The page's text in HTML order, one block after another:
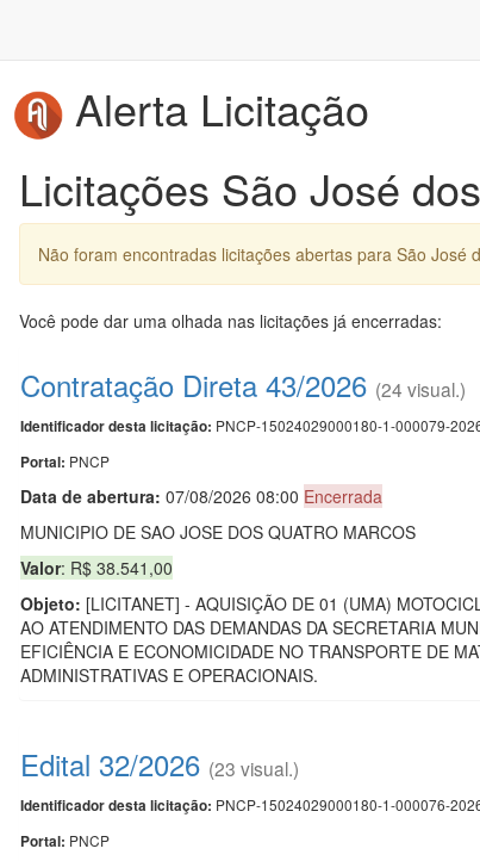
Alerta Licitação
Licitações São José
Não foram encontradas licitações abertas para São José
Você pode dar uma olhada nas licitações já encerradas:
Contratação Direta 43/2026 (24 visual.)
Identificador desta licitação: PNCP-15024029000180-1-000079-
Portal: PNCP
Data de abertura: 07/08/2026 08:00 Encerrada
MUNICIPIO DE SAO JOSE DOS QUATRO MARCOS
Valor: R$ 38.541,00
Objeto: [LICITANET] - AQUISIÇÃO DE 01 (UMA)
AO ATENDIMENTO DAS DEMANDAS DA SECRETARIA
EFICIÊNCIA E ECONOMICIDADE NO TRANSPORTE DE
ADMINISTRATIVAS E OPERACIONAIS.
Edital 32/2026 (23 visual.)
Identificador desta licitação: PNCP-15024029000180-1-000076-
Portal: PNCP